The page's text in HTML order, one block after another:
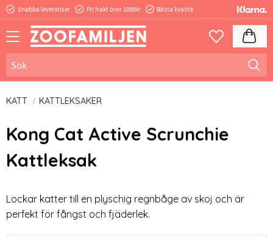
Snabba leveranser Fri frakt över 1000kr Bästa kvalité
Favoriter
KATT KATTLEKSAKER
Kong Cat Active Scrunchie
Kattleksak
Lockar katter till en plyschig regnbåge av skoj och är
perfekt för fångst och fjäderlek.